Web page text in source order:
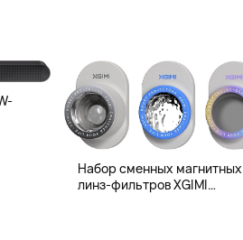
Набор сменных магнитных
линз-фильтров XGIMI